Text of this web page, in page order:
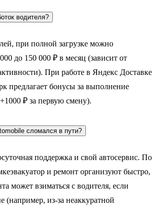
водителя?
при полной загрузке можно
до 150 000 ₽ в месяц (зависит от
При работе в Яндекс Доставке
предлагает бонусы за выполнение
₽ за первую смену).
сломался в пути?
поддержка и свой автосервис. По
и ремонт организуют быстро,
может взиматься с водителя, если
(например, из-за неаккуратной